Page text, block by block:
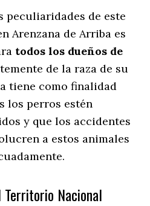
peculiaridades de este
Arenzana de Arriba es
todos los dueños de
de la raza de su
tiene como finalidad
los perros estén
y que los accidentes
a estos animales
Territorio Nacional